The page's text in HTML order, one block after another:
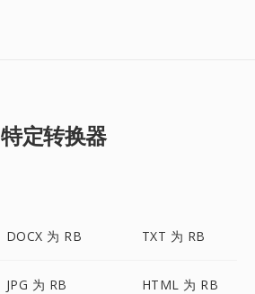
特定转换器
DOCX 为 RB TXT 为 RB
JPG 为 RB HTML 为 RB